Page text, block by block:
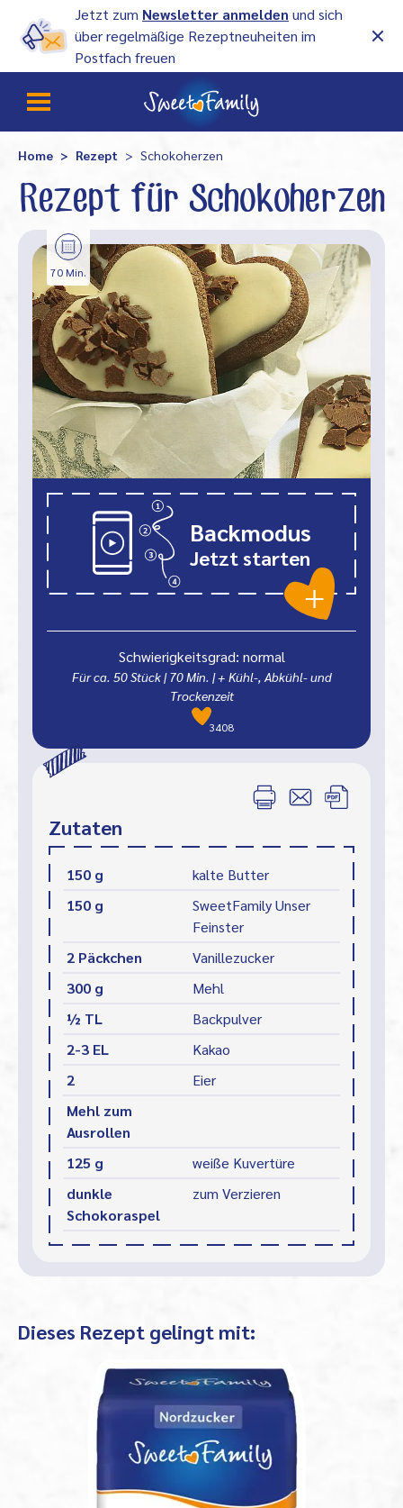
Jetzt zum Newsletter anmelden und sich
über regelmäßige Rezeptneuheiten im
Postfach freuen
Home Rezept Schokoherzen
Rezept für Schokoherzen
Backmodus
Jetzt starten
70 Min.
Schwierigkeitsgrad: normal
Für ca. 50 Stück|70Min. | + Kühl-, Abkühl- und
Trockenzeit
3408
Zutaten
150 g
kalte Butter
150 g
SweetFamily Unser
Feinster
2 Päckchen
Vanillezucker
300 g
Mehl
½ TL
Backpulver
2-3 EL
Kakao
2
Eier
Mehl zum
Ausrollen
125 g
weiße Kuvertüre
dunkle
Schokoraspel
zum Verzieren
Dieses Rezept gelingt mit: